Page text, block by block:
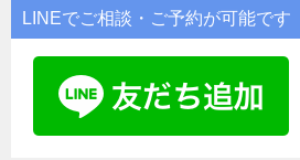
LINEでご相談・ご予約が可能です